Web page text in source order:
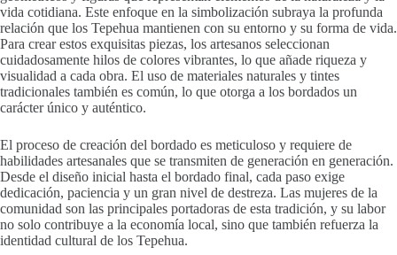
vida cotidiana. Este enfoque en la simbolización subraya la profunda
relación que los Tepehua mantienen con su entorno y su forma de vida.
Para crear estos exquisitas piezas, los artesanos seleccionan
cuidadosamente hilos de colores vibrantes, lo que añade riqueza y
visualidad a cada obra. El uso de materiales naturales y tintes
tradicionales también es común, lo que otorga a los bordados un
carácter único y auténtico.
El proceso de creación del bordado es meticuloso y requiere de
habilidades artesanales que se transmiten de generación en generación.
Desde el diseño inicial hasta el bordado final, cada paso exige
dedicación, paciencia y un gran nivel de destreza. Las mujeres de la
comunidad son las principales portadoras de esta tradición, y su labor
no solo contribuye a la economía local, sino que también refuerza la
identidad cultural de los Tepehua.